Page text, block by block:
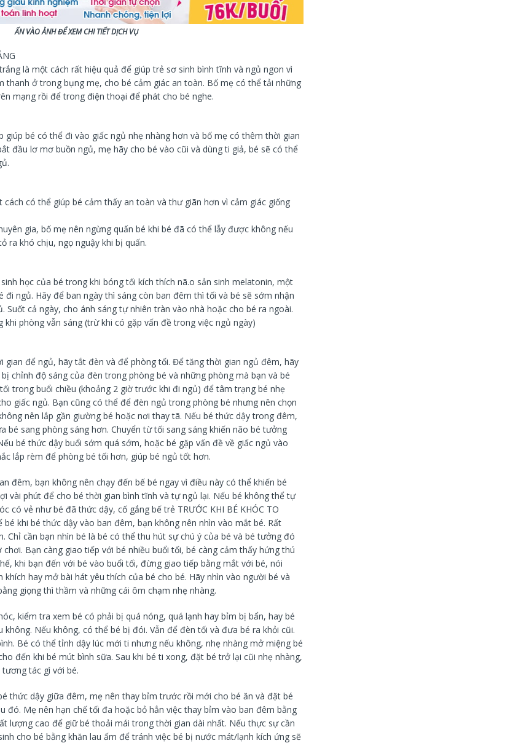
XEM CHI TIẾT DỊCH VỤ
là một cách rất hiệu quả để giúp trẻ sơ sinh bình tĩnh và ngủ ngon vì
thanh ở trong bụng mẹ, cho bé cảm giác an toàn. Bố mẹ có thể tải những
mạng rồi để trong điện thoại để phát cho bé nghe.
giúp bé có thể đi vào giấc ngủ nhẹ nhàng hơn và bố mẹ có thêm thời gian
đầu lơ mơ buồn ngủ, mẹ hãy cho bé vào cũi và dùng ti giả, bé sẽ có thể
cách có thể giúp bé cảm thấy an toàn và thư giãn hơn vì cảm giác giống
gia, bố mẹ nên ngừng quấn bé khi bé đã có thể lẫy được không nếu
ra khó chịu, ngọ nguậy khi bị quấn.
học của bé trong khi bóng tối kích thích nã.o sản sinh melatonin, một
đi ngủ. Hãy để ban ngày thì sáng còn ban đêm thì tối và bé sẽ sớm nhận
Suốt cả ngày, cho ánh sáng tự nhiên tràn vào nhà hoặc cho bé ra ngoài.
phòng vẫn sáng (trừ khi có gặp vấn đề trong việc ngủ ngày)
gian để ngủ, hãy tắt đèn và để phòng tối. Để tăng thời gian ngủ đêm, hãy
chỉnh độ sáng của đèn trong phòng bé và những phòng mà bạn và bé
trong buổi chiều (khoảng 2 giờ trước khi đi ngủ) để tâm trạng bé nhẹ
giấc ngủ. Bạn cũng có thể để đèn ngủ trong phòng bé nhưng nên chọn
nên lắp gần giường bé hoặc nơi thay tã. Nếu bé thức dậy trong đêm,
bé sang phòng sáng hơn. Chuyển từ tối sang sáng khiến não bé tưởng
bé thức dậy buổi sớm quá sớm, hoặc bé gặp vấn đề về giấc ngủ vào
lắp rèm để phòng bé tối hơn, giúp bé ngủ tốt hơn.
đêm, bạn không nên chạy đến bế bé ngay vì điều này có thể khiến bé
vài phút để cho bé thời gian bình tĩnh và tự ngủ lại. Nếu bé không thể tự
có vẻ như bé đã thức dậy, cố gắng bế trẻ TRƯỚC KHI BÉ KHÓC TO
bé khi bé thức dậy vào ban đêm, bạn không nên nhìn vào mắt bé. Rất
Chỉ cần bạn nhìn bé là bé có thể thu hút sự chú ý của bé và bé tưởng đó
Bạn càng giao tiếp với bé nhiều buổi tối, bé càng cảm thấy hứng thú
khi bạn đến với bé vào buổi tối, đừng giao tiếp bằng mắt với bé, nói
khích hay mở bài hát yêu thích của bé cho bé. Hãy nhìn vào người bé và
giọng thì thầm và những cái ôm chạm nhẹ nhàng.
kiểm tra xem bé có phải bị quá nóng, quá lạnh hay bỉm bị bẩn, hay bé
Nếu không, có thể bé bị đói. Vẫn để đèn tối và đưa bé ra khỏi cũi.
Bé có thể tỉnh dậy lúc mới ti nhưng nếu không, nhẹ nhàng mở miệng bé
đến khi bé mút bình sữa. Sau khi bé ti xong, đặt bé trở lại cũi nhẹ nhàng,
tác gì với bé.
thức dậy giữa đêm, mẹ nên thay bỉm trước rồi mới cho bé ăn và đặt bé
đó. Mẹ nên hạn chế tối đa hoặc bỏ hẳn việc thay bỉm vào ban đêm bằng
lượng cao để giữ bé thoải mái trong thời gian dài nhất. Nếu thực sự cần
cho bé bằng khăn lau ấm để tránh việc bé bị nước mát/lạnh kích ứng sẽ